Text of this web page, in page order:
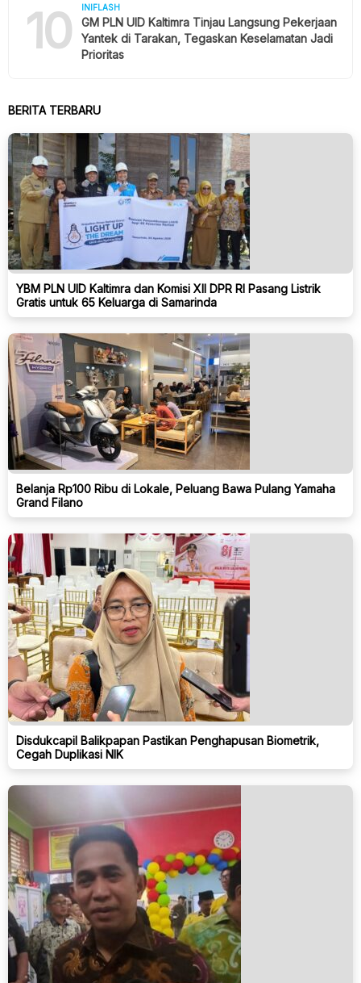
10 INIFLASH
GM PLN UID Kaltimra Tinjau Langsung Pekerjaan
Yantek di Tarakan, Tegaskan Keselamatan Jadi
Prioritas
BERITA TERBARU
YBM PLN UID Kaltimra dan Komisi XII DPR RI Pasang Listrik
Gratis untuk 65 Keluarga di Samarinda
Belanja Rp100 Ribu di Lokale, Peluang Bawa Pulang Yamaha
Grand Filano
Disdukcapil Balikpapan Pastikan Penghapusan Biometrik,
Cegah Duplikasi NIK